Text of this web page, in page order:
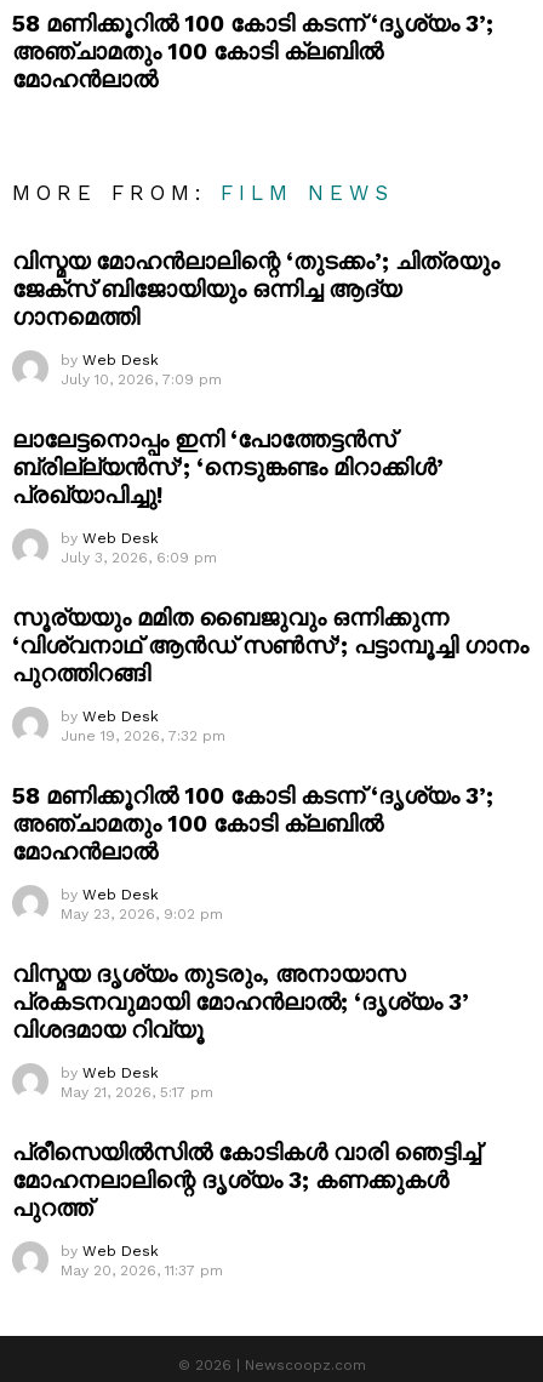
58 മണിക്കൂറിൽ 100 കോടി കടന്ന് ‘ദൃശ്യം 3’;
അഞ്ചാമതും 100 കോടി ക്ലബിൽ
മോഹൻലാൽ
MORE FROM: FILM NEWS
വിസ്മയ മോഹൻലാലിന്റെ ‘തുടക്കം’; ചിത്രയും
ജേക്സ് ബിജോയിയും ഒന്നിച്ച ആദ്യ
ഗാനമെത്തി
by Web Desk
July 10, 2026, 7:09 pm
ലാലേട്ടനൊപ്പം ഇനി ‘പോത്തേട്ടൻസ്
ബ്രില്ല്യൻസ്’; ‘നെടുങ്കണ്ടം മിറാക്കിൾ’
പ്രഖ്യാപിച്ചു!
by Web Desk
July 3, 2026, 6:09 pm
സൂര്യയും മമിത ബൈജുവും ഒന്നിക്കുന്ന
‘വിശ്വനാഥ് ആൻഡ് സൺസ്’; പട്ടാമ്പൂച്ചി ഗാനം
പുറത്തിറങ്ങി
by Web Desk
June 19, 2026, 7:32 pm
58 മണിക്കൂറിൽ 100 കോടി കടന്ന് ‘ദൃശ്യം 3’;
അഞ്ചാമതും 100 കോടി ക്ലബിൽ
മോഹൻലാൽ
by Web Desk
May 23, 2026, 9:02 pm
വിസ്മയ ദൃശ്യം തുടരും, അനായാസ
പ്രകടനവുമായി മോഹൻലാൽ; ‘ദൃശ്യം 3’
വിശദമായ റിവ്യൂ
by Web Desk
May 21, 2026, 5:17 pm
പ്രീസെയിൽസിൽ കോടികൾ വാരി ഞെട്ടിച്ച്
മോഹനലാലിന്റെ ദൃശ്യം 3; കണക്കുകൾ
പുറത്ത്
by Web Desk
May 20, 2026, 11:37 pm
© 2026 | Newscoopz.com